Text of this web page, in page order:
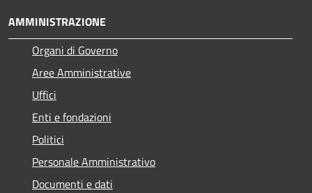
AMMINISTRAZIONE
Organi di Governo
Aree Amministrative
Uffici
Enti e fondazioni
Politici
Personale Amministrativo
Documenti e dati